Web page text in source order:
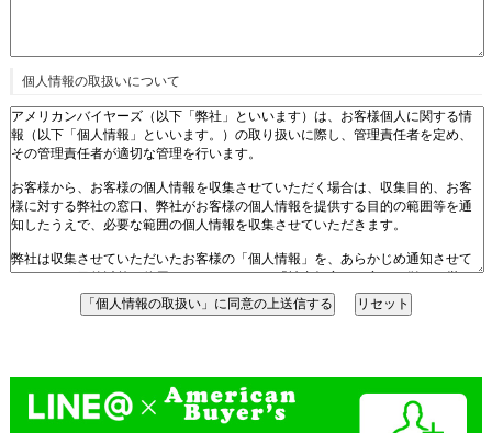
個人情報の取扱いについて